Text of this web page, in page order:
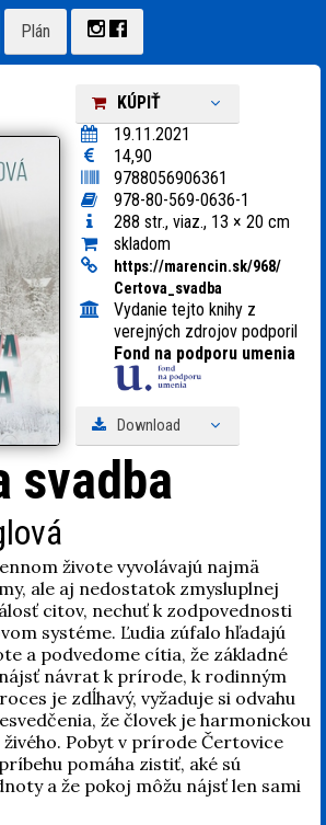
Plán
KÚPIŤ
19.11.2021
14,90
9788056906361
978-80-569-0636-1
288 str., viaz., 13 × 20 cm
skladom
https://marencin.sk/968/
Certova_ svadba
Vydanie tejto knihy z
verejných zdrojov podporil
Fond na podporu umenia
Download
svadba
živote vyvolávajú najmä
ale aj nedostatok zmysluplnej
citov, nechuť k zodpovednosti
systéme. Ľudia zúfalo hľadajú
a podvedome cítia, že základné
návrat k prírode, k rodinným
je zdĺhavý, vyžaduje si odvahu
že človek je harmonickou
živého. Pobyt v prírode Čertovice
pomáha zistiť, aké sú
a že pokoj môžu nájsť len sami